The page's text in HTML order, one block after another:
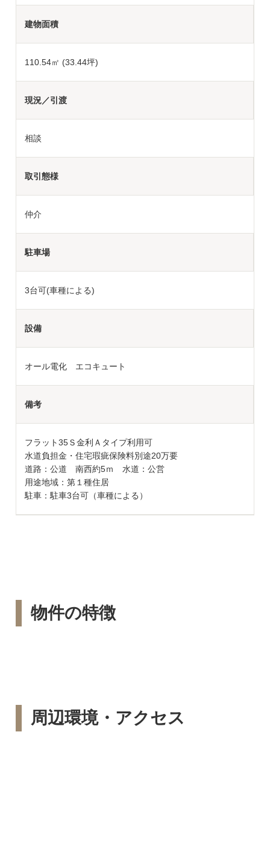
建物面積
110.54㎡ (33.44坪)
現況／引渡
相談
取引態様
仲介
駐車場
3台可(車種による)
設備
オール電化 エコキュート
備考
フラット35Ｓ金利Ａタイプ利用可
水道負担金・住宅瑕疵保険料別途20万要
道路：公道 南西約5ｍ 水道：公営
用途地域：第１種住居
駐車：駐車3台可（車種による）
物件の特徴
周辺環境・アクセス